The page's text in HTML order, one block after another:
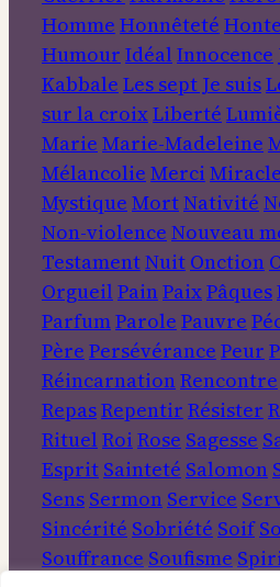
Homme Honnêteté Honte
Humour Idéal Innocence
Kabbale Les sept Je suis
sur la croixLiberté
Marie Marie-Madeleine
Mélancolie Merci Miracle
Mystique MortNativité
Non-violence Nouveau
TestamentNuit Onction
Orgueil PainPaixPâques
ParfumParole Pauvre
Père Persévérance Peur
RéincarnationRencontre
RepasRepentir Résister
Rituel Roi Rose Sagesse
Esprit Sainteté Salomon
Sens Sermon Service
Sincérité Sobriété Soif
Souffrance Soufisme